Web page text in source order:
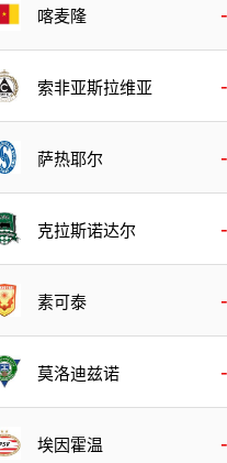
喀麦隆 -
索非亚斯拉维亚 -
萨热耶尔 -
克拉斯诺达尔 -
素可泰 -
莫洛迪兹诺 -
埃因霍温 -